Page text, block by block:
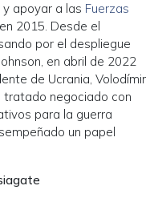
apoyar a las Fuerzas
2015. Desde el
por el despliegue
en abril de 2022
de Ucrania, Volodímir
tratado negociado con
para la guerra
un papel